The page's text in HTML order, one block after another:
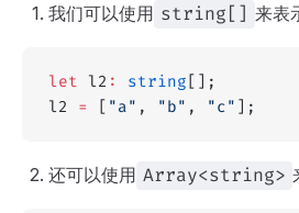
我们可以使用 string[] 来表
let l2 : string [];
l2 = [ "a" , "b" , "c" ];
还可以使用 Array<string>